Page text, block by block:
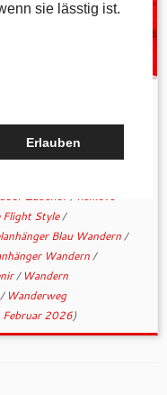
1000hmr.de
/Gewebter
Zubehör / Remove
Flight Style/
Blau Wandern/
Wandern/
/ Wandern
/ Wanderweg
Februar 2026)
sie lässtig ist.
Erlauben